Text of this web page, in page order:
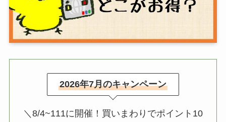
2026年7月のキャンペーン
＼8/4~111に開催！買いまわりでポイント10